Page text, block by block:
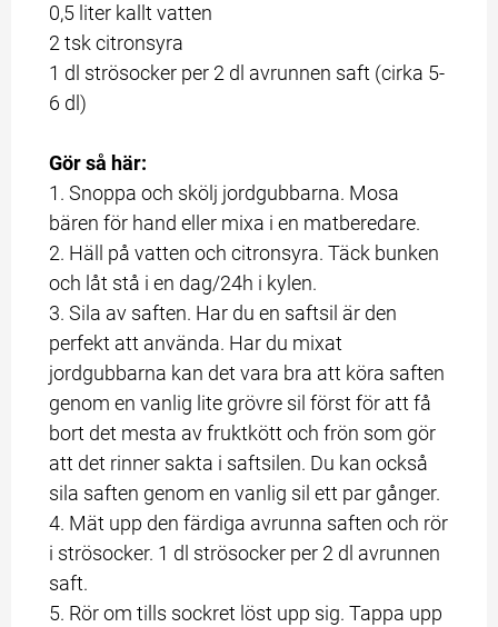
0,5 liter kallt vatten
2 tsk citronsyra
1 dl strösocker per 2 dl avrunnen saft (cirka 5-
6 dl)
Gör så här:
1. Snoppa och skölj jordgubbarna. Mosa
bären för hand eller mixa i en matberedare.
2. Häll på vatten och citronsyra. Täck bunken
och låt stå i en dag/24h i kylen.
3. Sila av saften. Har du en saftsil är den
perfekt att använda. Har du mixat
jordgubbarna kan det vara bra att köra saften
genom en vanlig lite grövre sil först för att få
bort det mesta av fruktkött och frön som gör
att det rinner sakta i saftsilen. Du kan också
sila saften genom en vanlig sil ett par gånger.
4. Mät upp den färdiga avrunna saften och rör
i strösocker. 1 dl strösocker per 2 dl avrunnen
saft.
5. Rör om tills sockret löst upp sig. Tappa upp